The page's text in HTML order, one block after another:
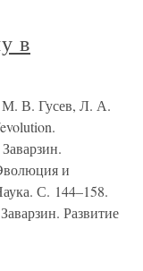
в
М. В. Гусев, Л. А.
и
С. 144–158.
Развитие